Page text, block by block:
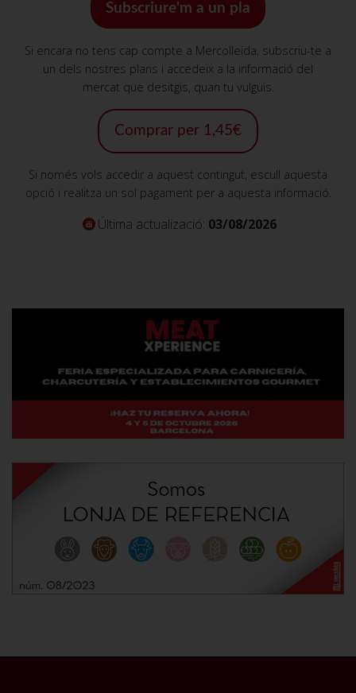
Subscriure'm a un pla
Si encara no tens cap compte a Mercolleida, subscriu-te a
un dels nostres plans i accedeix a la informació del
mercat que desitgis, quan tu vulguis.
Comprar per 1,45€
Si només vols accedir a aquest contingut, escull aquesta
opció i realitza un sol pagament per a aquesta informació.
Última actualizació: 03/08/2026